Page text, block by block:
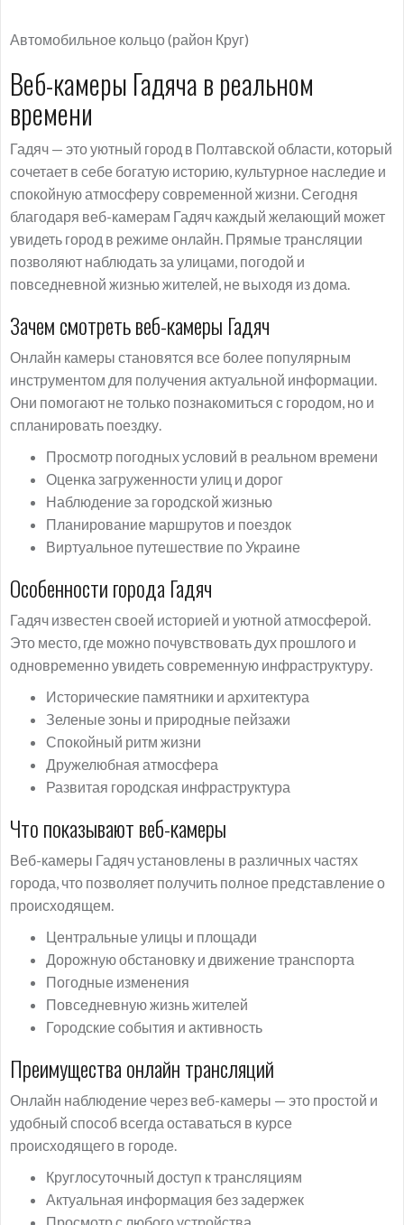
Автомобильное кольцо (район Круг)
Веб-камеры Гадяча в реальном
времени
Гадяч — это уютный город в Полтавской области, который
сочетает в себе богатую историю, культурное наследие и
спокойную атмосферу современной жизни. Сегодня
благодаря веб-камерам Гадяч каждый желающий может
увидеть город в режиме онлайн. Прямые трансляции
позволяют наблюдать за улицами, погодой и
повседневной жизнью жителей, не выходя из дома.
Зачем смотреть веб-камеры Гадяч
Онлайн камеры становятся все более популярным
инструментом для получения актуальной информации.
Они помогают не только познакомиться с городом, но и
спланировать поездку.
Просмотр погодных условий в реальном времени
Оценка загруженности улиц и дорог
Наблюдение за городской жизнью
Планирование маршрутов и поездок
Виртуальное путешествие по Украине
Особенности города Гадяч
Гадяч известен своей историей и уютной атмосферой.
Это место, где можно почувствовать дух прошлого и
одновременно увидеть современную инфраструктуру.
Исторические памятники и архитектура
Зеленые зоны и природные пейзажи
Спокойный ритм жизни
Дружелюбная атмосфера
Развитая городская инфраструктура
Что показывают веб-камеры
Веб-камеры Гадяч установлены в различных частях
города, что позволяет получить полное представление о
происходящем.
Центральные улицы и площади
Дорожную обстановку и движение транспорта
Погодные изменения
Повседневную жизнь жителей
Городские события и активность
Преимущества онлайн трансляций
Онлайн наблюдение через веб-камеры — это простой и
удобный способ всегда оставаться в курсе
происходящего в городе.
Круглосуточный доступ к трансляциям
Актуальная информация без задержек